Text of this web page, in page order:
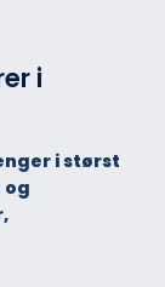
i
i størst
og